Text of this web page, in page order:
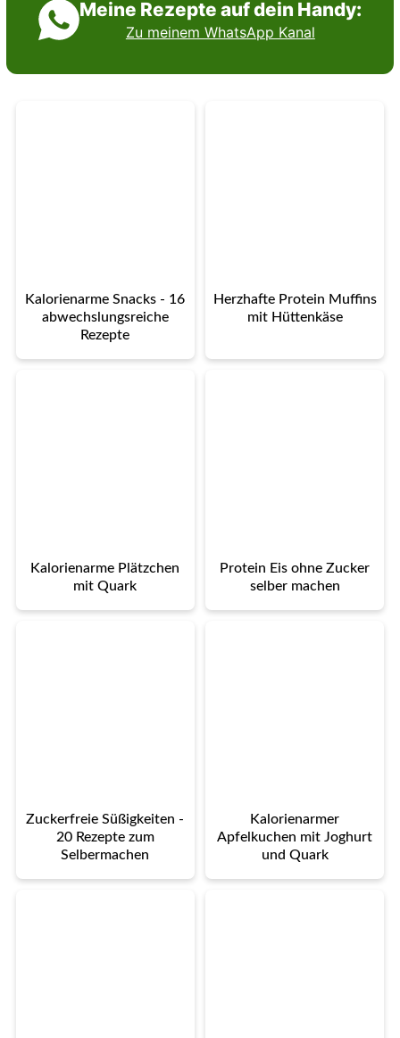
Meine Rezepte auf dein Handy:
Zu meinem WhatsApp Kanal
Kalorienarme Snacks - 16
abwechslungsreiche
Rezepte
Herzhafte Protein Muffins
mit Hüttenkäse
Kalorienarme Plätzchen
mit Quark
Protein Eis ohne Zucker
selber machen
Zuckerfreie Süßigkeiten -
20 Rezepte zum
Selbermachen
Kalorienarmer
Apfelkuchen mit Joghurt
und Quark